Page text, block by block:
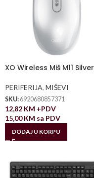
XO Wireless Miš M11 Silver
PERIFERIJA, MIŠEVI
SKU: 6920680857371
12,82 KM +PDV
15,00KM sa PDV
DODAJ U KORPU